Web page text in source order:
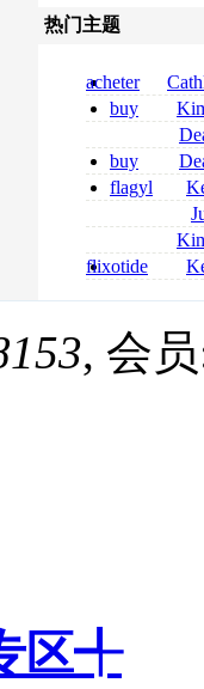
热门主题
acheter
dapsone site
buy
zolpidem usa
tizanidine
sans
buy
pregabalin
pregabalin
flagyl
online
roxithromycin
sécurité
nolvadex
flixotide
, 会
区╃